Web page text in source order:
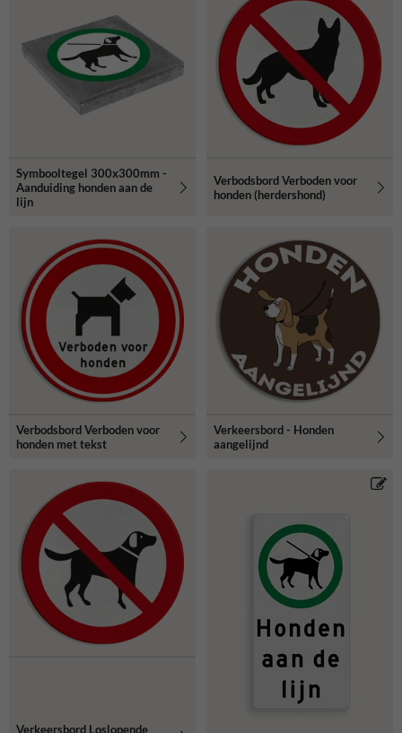
Symbooltegel 300x300mm -
Aanduiding honden aan de
lijn
Verbodsbord Verboden voor
honden (herdershond)
Verbodsbord Verboden voor
honden met tekst
Verkeersbord - Honden
aangelijnd
Verkeersbord Loslopende